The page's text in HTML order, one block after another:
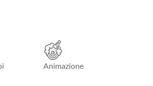
Animazione